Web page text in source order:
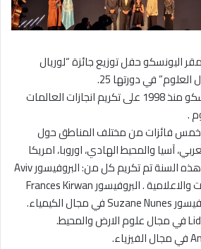
15 جوان بمقر اليونسكو حفل توزيع جائزة “لوريال
في دورتها 25.
وقد عملت لوريال واليونسكو منذ 1998 على تكريم انجازات العالمات
.
خمس فائزات من مختلف المناطق حول
آسيا والمحيط الهادي، اوروبا، امريكا
اللاتينية، امريكا الشمالية)هذه السنة تم تكريم كل من: البروفيسور Aviv
Regev في مجال الرياضيات والاعلامية . البروفيسور Frances Kirwan
في مجال الرياضيات. البروفيسور Suzane Nunes في مجال الكيمياء.
البروفيسور Lidia Morawska في مجال علوم الارض والمحيط.